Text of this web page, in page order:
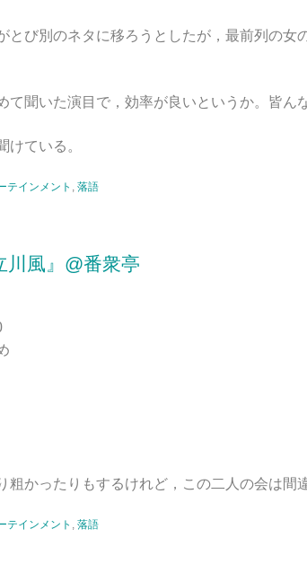
とび別のネタに移ろうとしたが，最前列の
て聞いた演目で，効率が良いというか。皆ん
けている。
テインメント , 落語
川風』@番衆亭
粗かったりもするけれど，この二人の会は間
テインメント , 落語